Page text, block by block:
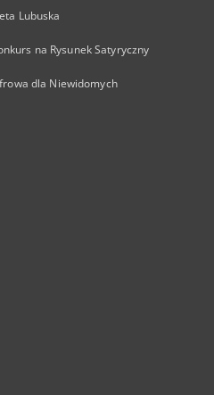
Lubuska
na Rysunek Satyryczny
dla Niewidomych